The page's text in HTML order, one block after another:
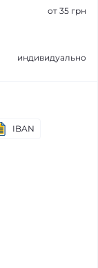
от 35 грн
индивидуально
IBAN